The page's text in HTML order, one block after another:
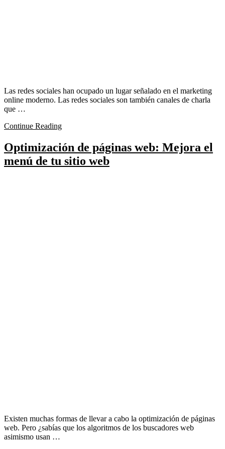
Las redes sociales han ocupado un lugar señalado en el marketing
online moderno. Las redes sociales son también canales de charla
que …
Continue Reading
Optimización de páginas web: Mejora el
menú de tu sitio web
Existen muchas formas de llevar a cabo la optimización de páginas
web. Pero ¿sabías que los algoritmos de los buscadores web
asimismo usan …